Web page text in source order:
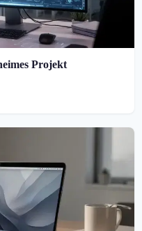
Projekt